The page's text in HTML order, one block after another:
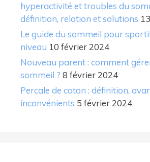
hyperactivité et troubles du
définition, relation et solutions
Le guide du sommeil pour
niveau 10 février 2024
Nouveau parent : comment
sommeil ? 8 février 2024
Percale de coton : définition,
inconvénients 5 février 2024